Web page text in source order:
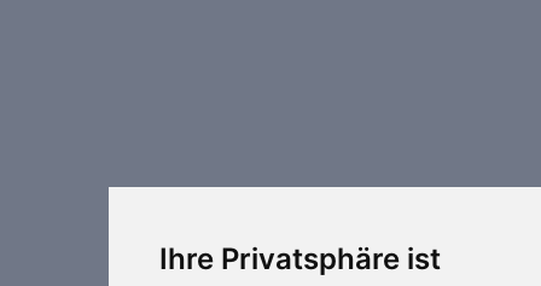
Ihre Privatsphäre ist
Regelungstechnik
Weitere Elemente Lufttechnik